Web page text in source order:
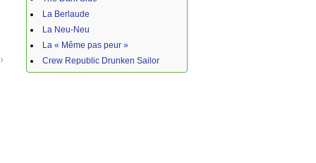
La Berlaude
La Neu-Neu
La « Même pas peur »
Crew Republic Drunken Sailor